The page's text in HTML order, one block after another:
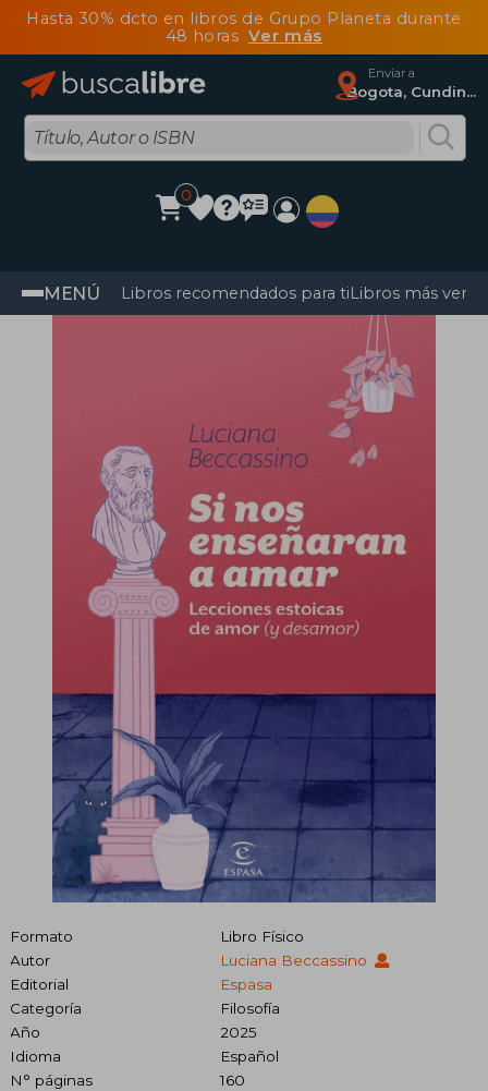
Hasta 30% dcto en libros de Grupo Planeta durante
48 horasVer más
Enviar a
Bogota, Cundinamarca
0
MENÚ Libros recomendados para tiLibros más
Formato
Libro Físico
Autor
Luciana Beccassino
Editorial
Espasa
Categoría
Filosofía
Año
2025
Idioma
Español
N° páginas
160